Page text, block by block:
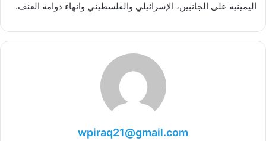
اليمينية على الجانبين، الإسرائيلي والفلسطيني وانهاء دوامة العنف.
wpiraq21@gmail.com